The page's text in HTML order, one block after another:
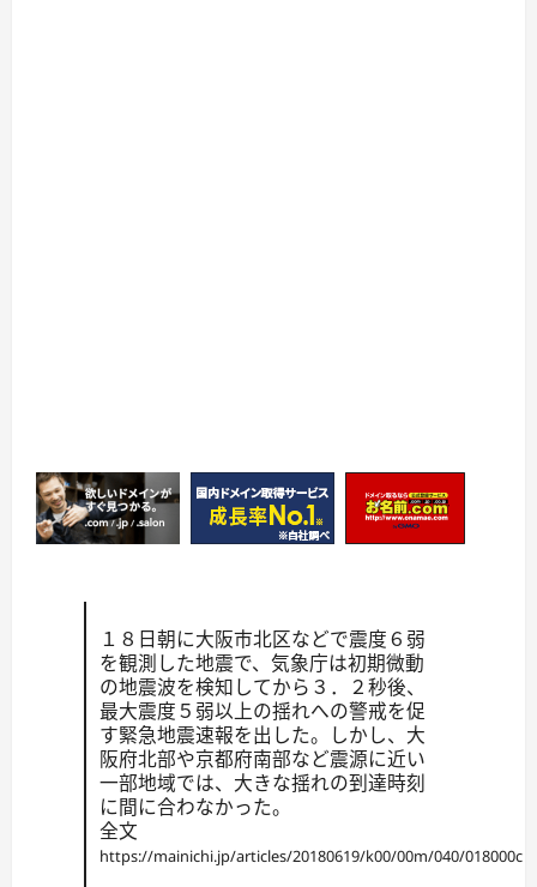
１８日朝に大阪市北区などで震度６弱
を観測した地震で、気象庁は初期微動
の地震波を検知してから３．２秒後、
最大震度５弱以上の揺れへの警戒を促
す緊急地震速報を出した。しかし、大
阪府北部や京都府南部など震源に近い
一部地域では、大きな揺れの到達時刻
に間に合わなかった。
全文
https://mainichi.jp/articles/20180619/k00/00m/040/018000c